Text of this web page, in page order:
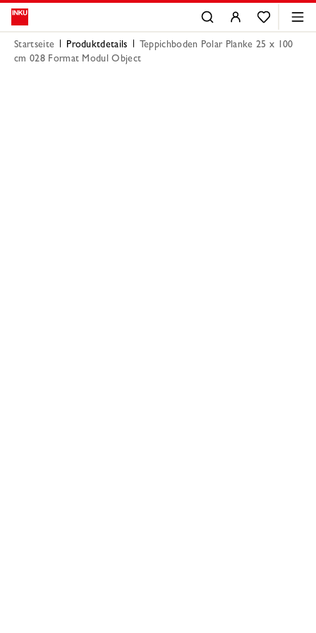
Startseite Produktdetails
Teppichboden Polar Planke 25 x 100
cm 028 Format Modul Object